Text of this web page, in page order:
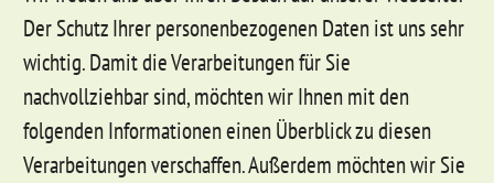
Der Schutz Ihrer personenbezogenen Daten ist uns sehr
wichtig. Damit die Verarbeitungen für Sie
nachvollziehbar sind, möchten wir Ihnen mit den
folgenden Informationen einen Überblick zu diesen
Verarbeitungen verschaffen. Außerdem möchten wir Sie